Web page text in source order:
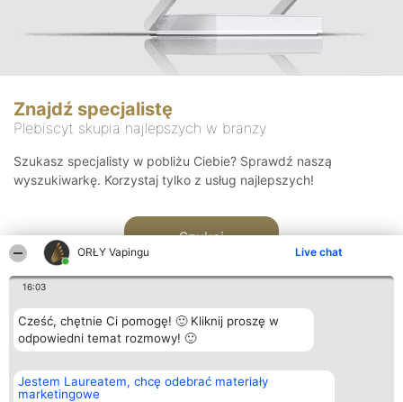
ORŁY Vapingu Live chat
16:03
Cześć, chętnie Ci pomogę! 🙂 Kliknij proszę w
odpowiedni temat rozmowy! 🙂
Jestem Laureatem, chcę odebrać materiały
marketingowe
Znajdź specjalistę
Plebiscyt skupia najlepszych w branży
Szukasz specjalisty w pobliżu Ciebie? Sprawdź naszą
wyszukiwarkę. Korzystaj tylko z usług najlepszych!
Szukaj
Organizator plebiscytu
Bright Side Solutions sp. z o.
o. sp. k.
Plebiscyt
Laureaci
Kontakt
Kontakt